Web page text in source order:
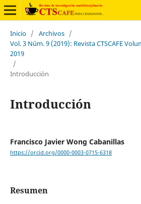
Inicio / Archivos /
Vol. 3 Núm. 9 (2019): Revista CTSCAFE
2019
/
Introducción
Introducción
Francisco Javier Wong Cabanillas
https://orcid.org/0000-0003-0715-6318
Resumen